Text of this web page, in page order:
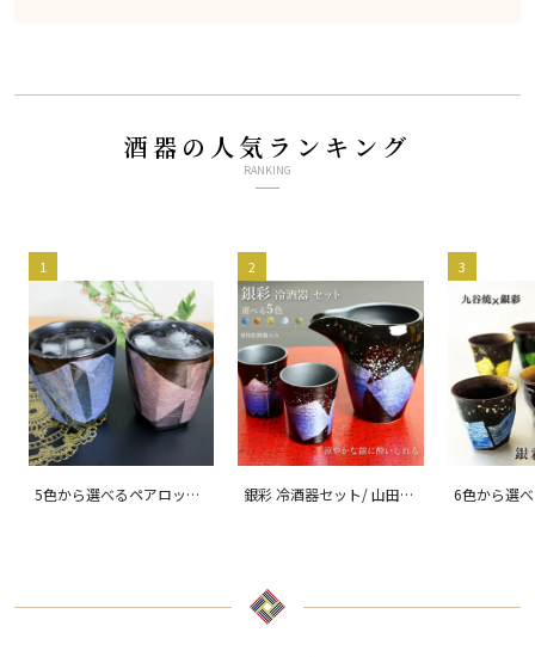
酒器の人気ランキング
RANKING
1
5色から選べるペアロック
2
銀彩 冷酒器セット/ 山田
3
6色から選